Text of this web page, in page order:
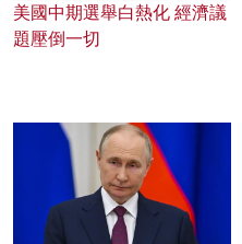
美國中期選舉白熱化 經濟議
題壓倒一切